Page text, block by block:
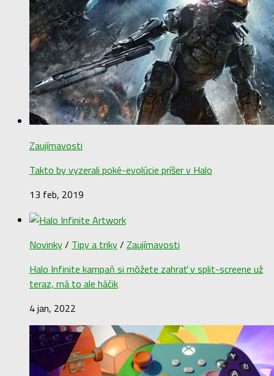
Zaujímavosti
Takto by vyzerali poké-evolúcie príšer v Halo
13 feb, 2019
Novinky/ Tipy a triky/ Zaujímavosti
Halo Infinite kampaň si môžete zahrať v split-screene už
teraz, má to ale háčik
4 jan, 2022